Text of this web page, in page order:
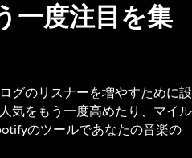
一度注目を集
グのリスナーを増やすために設
気をもう一度高めたり、マイル
のツールであなたの音楽の